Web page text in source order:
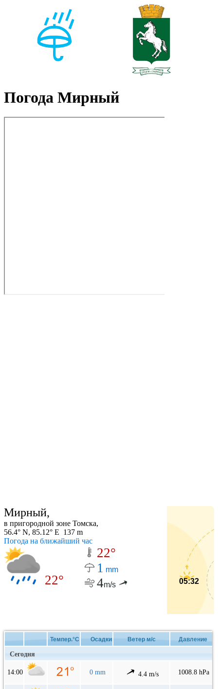
Погода Мирный
Мирный,
в пригородной зоне Томска,
56.4° N, 85.12° E 137 m
Погода на ближайший час
22°
22°
1 mm
4m/s 05:32
Темпер.°C Осадки Ветер м/с Давление
Сегодня
14:00 0 mm 4.4 m/s 1008.8 hPa